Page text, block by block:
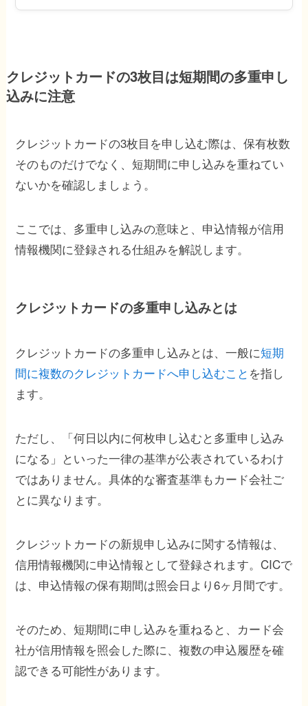
クレジットカードの3枚目は短期間の多重申し
込みに注意
クレジットカードの3枚目を申し込む際は、保有枚数
そのものだけでなく、短期間に申し込みを重ねてい
ないかを確認しましょう。
ここでは、多重申し込みの意味と、申込情報が信用
情報機関に登録される仕組みを解説します。
クレジットカードの多重申し込みとは
クレジットカードの多重申し込みとは、一般に短期
間に複数のクレジットカードへ申し込むこと を指し
ます。
ただし、「何日以内に何枚申し込むと多重申し込み
になる」といった一律の基準が公表されているわけ
ではありません。具体的な審査基準もカード会社ご
とに異なります。
クレジットカードの新規申し込みに関する情報は、
信用情報機関に申込情報として登録されます。CICで
は、申込情報の保有期間は照会日より6ヶ月間です。
そのため、短期間に申し込みを重ねると、カード会
社が信用情報を照会した際に、複数の申込履歴を確
認できる可能性があります。